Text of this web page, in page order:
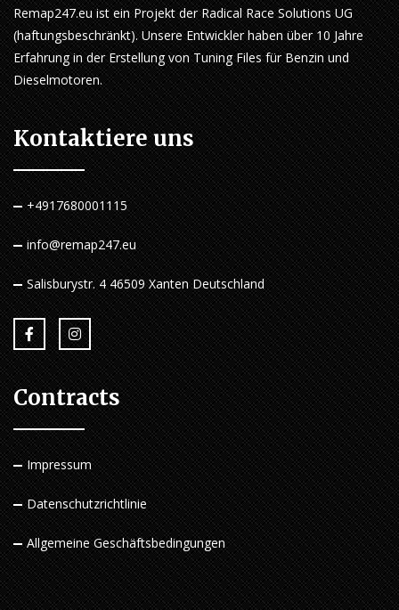
Remap247.eu ist ein Projekt der Radical Race Solutions UG
(haftungsbeschränkt). Unsere Entwickler haben über 10 Jahre
Erfahrung in der Erstellung von Tuning Files für Benzin und
Dieselmotoren.
Kontaktiere uns
+4917680001115
info@remap247.eu
Salisburystr. 4 46509 Xanten Deutschland
Contracts
Impressum
Datenschutzrichtlinie
Allgemeine Geschäftsbedingungen